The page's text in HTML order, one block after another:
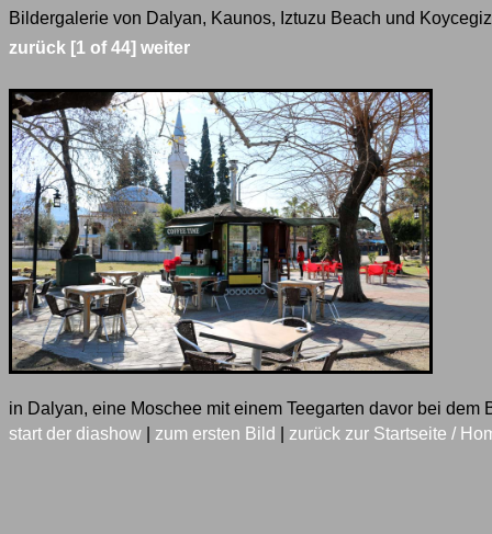
Bildergalerie von Dalyan, Kaunos, Iztuzu Beach und
zurück [1 of 44] weiter
in Dalyan, eine Moschee mit einem Teegarten davor bei dem
start der diashow
zum ersten Bild zurück zur Startseite /